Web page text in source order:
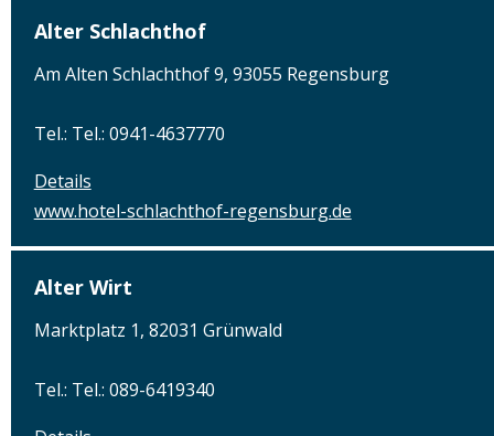
Alter Schlachthof
Am Alten Schlachthof 9, 93055 Regensburg
Tel.: Tel.: 0941-4637770
Details
www.hotel-schlachthof-regensburg.de
Alter Wirt
Marktplatz 1, 82031 Grünwald
Tel.: Tel.: 089-6419340